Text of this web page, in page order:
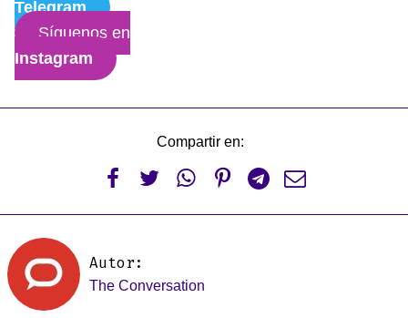
Telegram
Síguenos en
Instagram
Compartir en:
     
Autor:
The Conversation